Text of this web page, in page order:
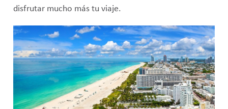
disfrutar mucho más tu viaje.